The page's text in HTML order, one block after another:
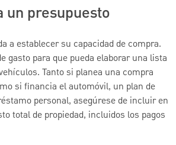
un presupuesto
a establecer su capacidad de compra.
gasto para que pueda elaborar una lista
Tanto si planea una compra
si financia el automóvil, un plan de
personal, asegúrese de incluir en
total de propiedad, incluidos los pagos